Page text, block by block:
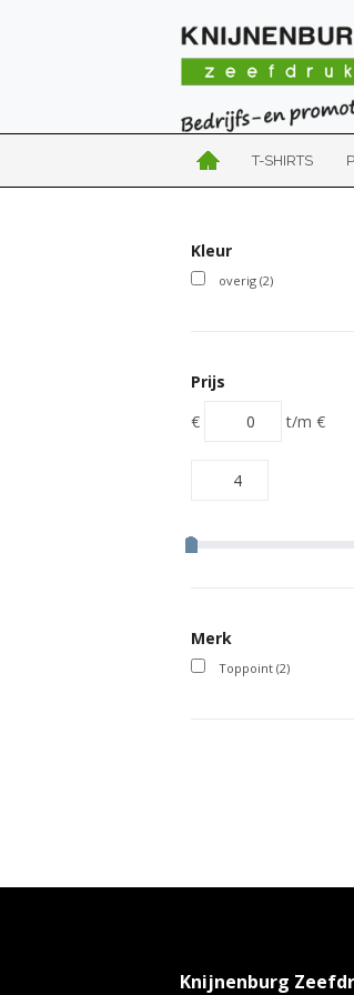
T-SHIRTS
Kleur
overig (2)
Prijs
€
t/m €
Merk
Toppoint (2)
Knijnenburg